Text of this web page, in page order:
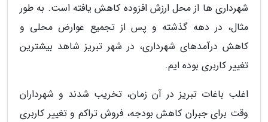
شهرداری ها از محل ارزش افزوده کاهش یافته است. به طور
مثال، در دهه گذشته و پس از تجمیع عوارض محلی و
کاهش درآمدهای شهرداری، در شهر تبریز شاهد بیشترین
تغییر کاربری بوده ایم.
اغلب باغات تبریز در آن زمان، تخریب شدند و شهرداران
وقت برای جبران کاهش بودجه، فروش تراکم و تغییر کاربری